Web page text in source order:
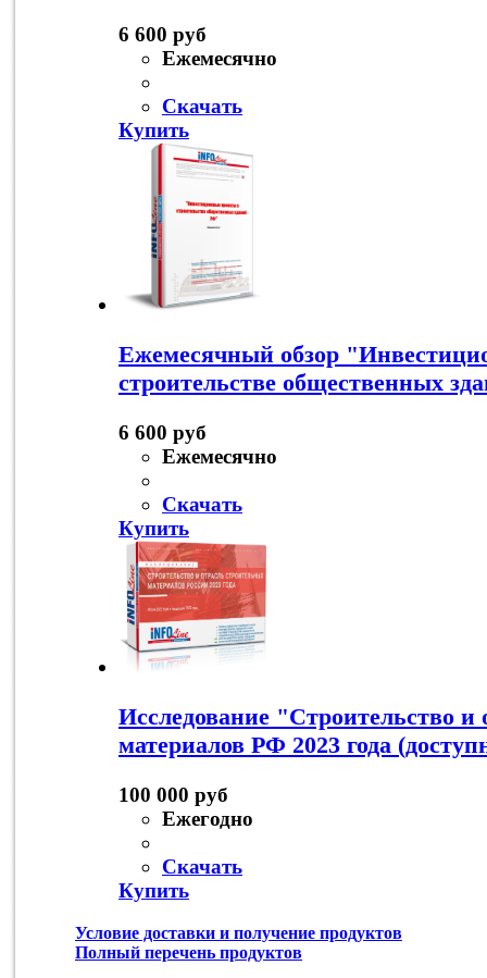
6 600 руб
Ежемесячно
Скачать
Купить
Ежемесячный обзор
строительстве общественных
6 600 руб
Ежемесячно
Скачать
Купить
Исследование "Строительство и
материалов РФ 2023 года
100 000 руб
Ежегодно
Скачать
Купить
Условие доставки и получение продуктов
Полный перечень продуктов